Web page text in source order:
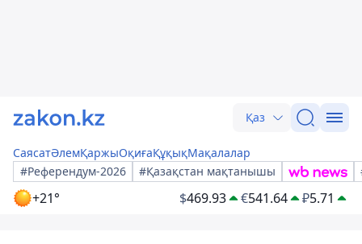
Қаз
СаясатӘлемҚаржыОқиғаҚұқықМақалалар
#Референдум-2026
#Қазақстан мақтанышы
+21° $469.93 €541.64 ₽5.71